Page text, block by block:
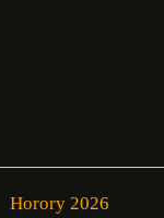
Horory 2026